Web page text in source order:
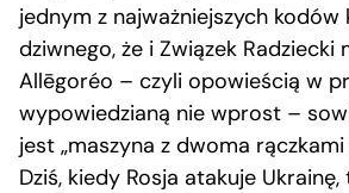
jednym z najważniejszych
dziwnego, że i Związek Radziecki
Allēgoréo – czyli opowieścią w
wypowiedzianą nie wprost –
jest „maszyna z dwoma rączkami
Dziś, kiedy Rosja atakuje Ukrainę,